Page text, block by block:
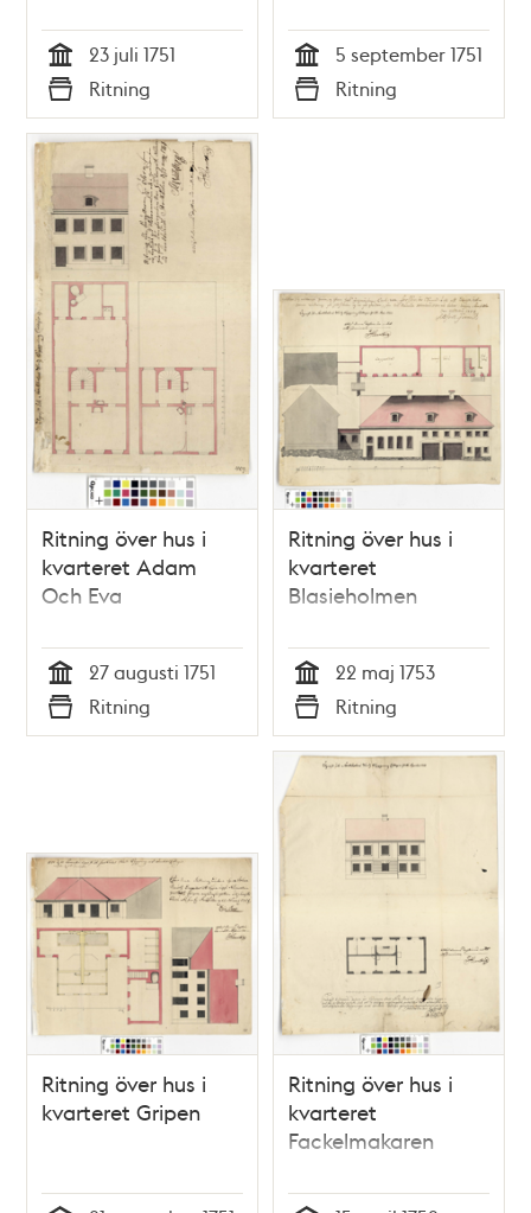
Tid
23 juli 1751
Typ
Ritning Tid
5 september 1751
Typ
Ritning
Ritning över hus i
kvarteret Adam
Och Eva
Tid
27 augusti 1751
Typ
Ritning
Ritning över hus i
kvarteret
Blasieholmen
Tid
22 maj 1753
Typ
Ritning
Ritning över hus i
kvarteret Gripen
Ritning över hus i
kvarteret
Fackelmakaren